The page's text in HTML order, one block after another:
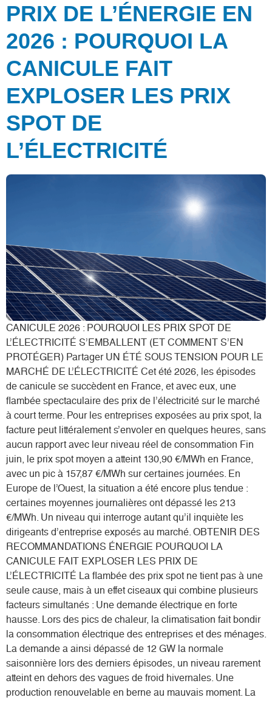
PRIX DE L’ÉNERGIE EN
2026 : POURQUOI LA
CANICULE FAIT
EXPLOSER LES PRIX
SPOT DE
L’ÉLECTRICITÉ
CANICULE 2026 : POURQUOI LES PRIX SPOT DE
L’ÉLECTRICITÉ S’EMBALLENT (ET COMMENT S’EN
PROTÉGER) Partager UN ÉTÉ SOUS TENSION POUR LE
MARCHÉ DE L’ÉLECTRICITÉ Cet été 2026, les épisodes
de canicule se succèdent en France, et avec eux, une
flambée spectaculaire des prix de l’électricité sur le marché
à court terme. Pour les entreprises exposées au prix spot, la
facture peut littéralement s’envoler en quelques heures, sans
aucun rapport avec leur niveau réel de consommation Fin
juin, le prix spot moyen a atteint 130,90 €/MWh en France,
avec un pic à 157,87 €/MWh sur certaines journées. En
Europe de l’Ouest, la situation a été encore plus tendue :
certaines moyennes journalières ont dépassé les 213
€/MWh. Un niveau qui interroge autant qu’il inquiète les
dirigeants d’entreprise exposés au marché. OBTENIR DES
RECOMMANDATIONS ÉNERGIE POURQUOI LA
CANICULE FAIT EXPLOSER LES PRIX DE
L’ÉLECTRICITÉ La flambée des prix spot ne tient pas à une
seule cause, mais à un effet ciseaux qui combine plusieurs
facteurs simultanés : Une demande électrique en forte
hausse. Lors des pics de chaleur, la climatisation fait bondir
la consommation électrique des entreprises et des ménages.
La demande a ainsi dépassé de 12 GW la normale
saisonnière lors des derniers épisodes, un niveau rarement
atteint en dehors des vagues de froid hivernales. Une
production renouvelable en berne au mauvais moment. La